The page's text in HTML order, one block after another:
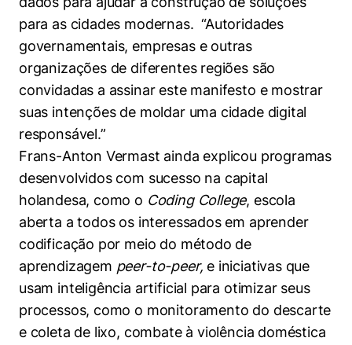
para as cidades modernas. “Autoridades
governamentais, empresas e outras
organizações de diferentes regiões são
convidadas a assinar este manifesto e mostrar
suas intenções de moldar uma cidade digital
responsável.”
Frans-Anton Vermast ainda explicou programas
desenvolvidos com sucesso na capital
holandesa, como o Coding College, escola
aberta a todos os interessados em aprender
codificação por meio do método de
aprendizagem peer-to-peer, e iniciativas que
usam inteligência artificial para otimizar seus
processos, como o monitoramento do descarte
e coleta de lixo, combate à violência doméstica
Cookies estritamente necessários
Cookies de preferências de usuário